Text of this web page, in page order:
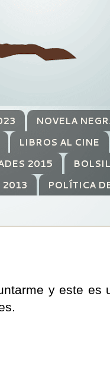
NOVELA
LIBROS AL CINE
2015
2013 POLÍTICA
y este es